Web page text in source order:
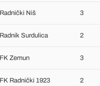
Radnički Niš 3
Radnik Surdulica 2
FK Zemun 3
FK Radnički 1923 2